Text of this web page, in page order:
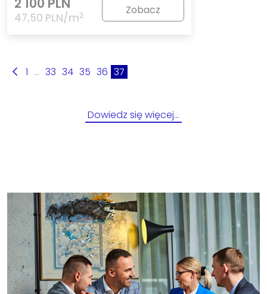
47,50 PLN/m2 Zobacz
1 ... 33 34 35 36 37
Dowiedz się więcej…